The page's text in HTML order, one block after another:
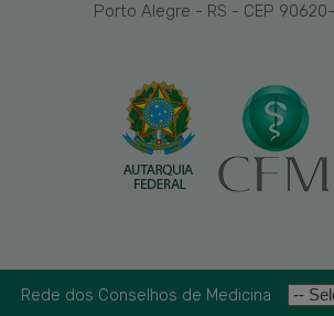
Porto Alegre - RS - CEP
Rede dos Conselhos de Medicina